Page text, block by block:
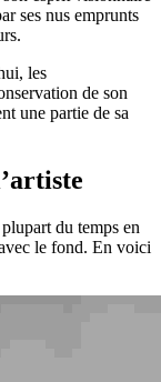
ses nus emprunts
les
de son
une partie de sa
du temps en
le fond. En voici